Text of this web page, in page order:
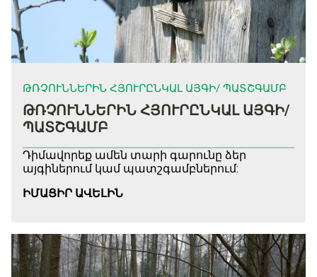
ԹՌՉՈՒՆՆԵՐԻՆ ՀՅՈՒՐԸՆԿԱԼ ԱՅԳԻ/ ՊԱՏՇԳԱՄԲ
ԹՌՉՈՒՆՆԵՐԻՆ ՀՅՈՒՐԸՆԿԱԼ ԱՅԳԻ/
ՊԱՏՇԳԱՄԲ
Դիմավորեք ամեն տարի գարունը ձեր
այգիներում կամ պատշգամբներում:
ԻՄԱՑԻՐ ԱՎԵԼԻՆ